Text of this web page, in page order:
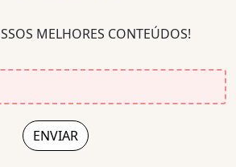
MELHORES CONTEÚDOS!